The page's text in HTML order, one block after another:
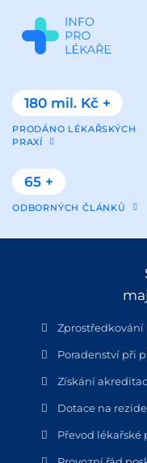
180 mil. Kč +
PRODÁNO LÉKAŘSKÝCH
PRAXÍ
65 +
ODBORNÝCH ČLÁNKŮ
Zprostředkování
Poradenství při
Získání
Dotace na
Převod lékařské